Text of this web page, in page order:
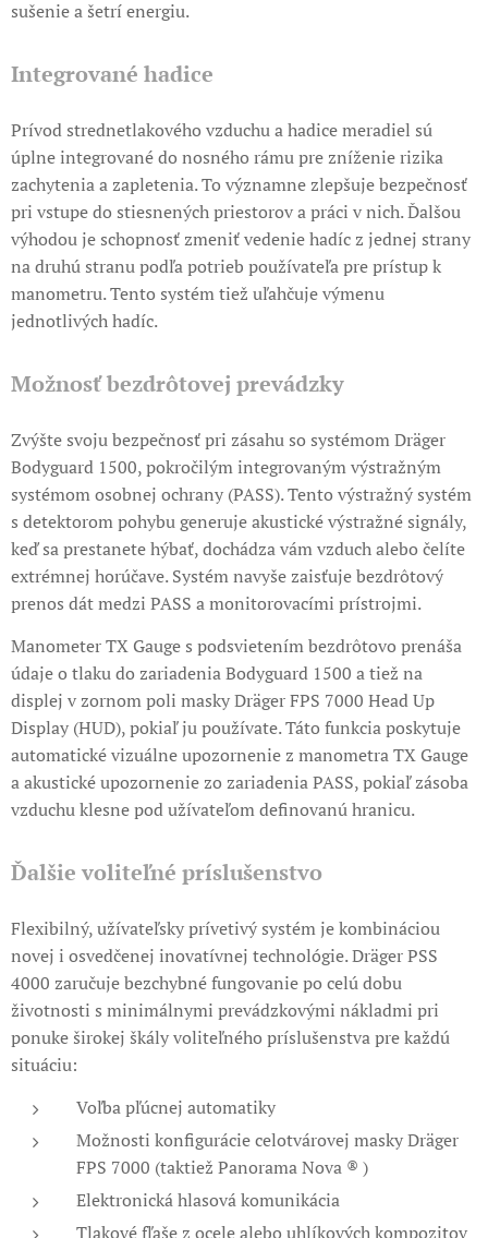
sušenie a šetrí energiu.
Integrované hadice
​Prívod strednetlakového vzduchu a hadice meradiel sú
úplne integrované do nosného rámu pre zníženie rizika
zachytenia a zapletenia. To významne zlepšuje bezpečnosť
pri vstupe do stiesnených priestorov a práci v nich. Ďalšou
výhodou je schopnosť zmeniť vedenie hadíc z jednej strany
na druhú stranu podľa potrieb používateľa pre prístup k
manometru. Tento systém tiež uľahčuje výmenu
jednotlivých hadíc.
Možnosť bezdrôtovej prevádzky
Zvýšte svoju bezpečnosť pri zásahu so systémom Dräger
Bodyguard 1500, pokročilým integrovaným výstražným
systémom osobnej ochrany (PASS). Tento výstražný systém
s detektorom pohybu generuje akustické výstražné signály,
keď sa prestanete hýbať, dochádza vám vzduch alebo čelíte
extrémnej horúčave. Systém navyše zaisťuje bezdrôtový
prenos dát medzi PASS a monitorovacími prístrojmi.
Manometer TX Gauge s podsvietením bezdrôtovo prenáša
údaje o tlaku do zariadenia Bodyguard 1500 a tiež na
displej v zornom poli masky Dräger FPS 7000 Head Up
Display (HUD), pokiaľ ju používate. Táto funkcia poskytuje
automatické vizuálne upozornenie z manometra TX Gauge
a akustické upozornenie zo zariadenia PASS, pokiaľ zásoba
vzduchu klesne pod užívateľom definovanú hranicu.
Ďalšie voliteľné príslušenstvo
Flexibilný, užívateľsky prívetivý systém je kombináciou
novej i osvedčenej inovatívnej technológie. Dräger PSS
4000 zaručuje bezchybné fungovanie po celú dobu
životnosti s minimálnymi prevádzkovými nákladmi pri
ponuke širokej škály voliteľného príslušenstva pre každú
situáciu:
Voľba pľúcnej automatiky
Možnosti konfigurácie celotvárovej masky Dräger
FPS 7000 (taktiež Panorama Nova ® )
Elektronická hlasová komunikácia
Tlakové fľaše z ocele alebo uhlíkových kompozitov